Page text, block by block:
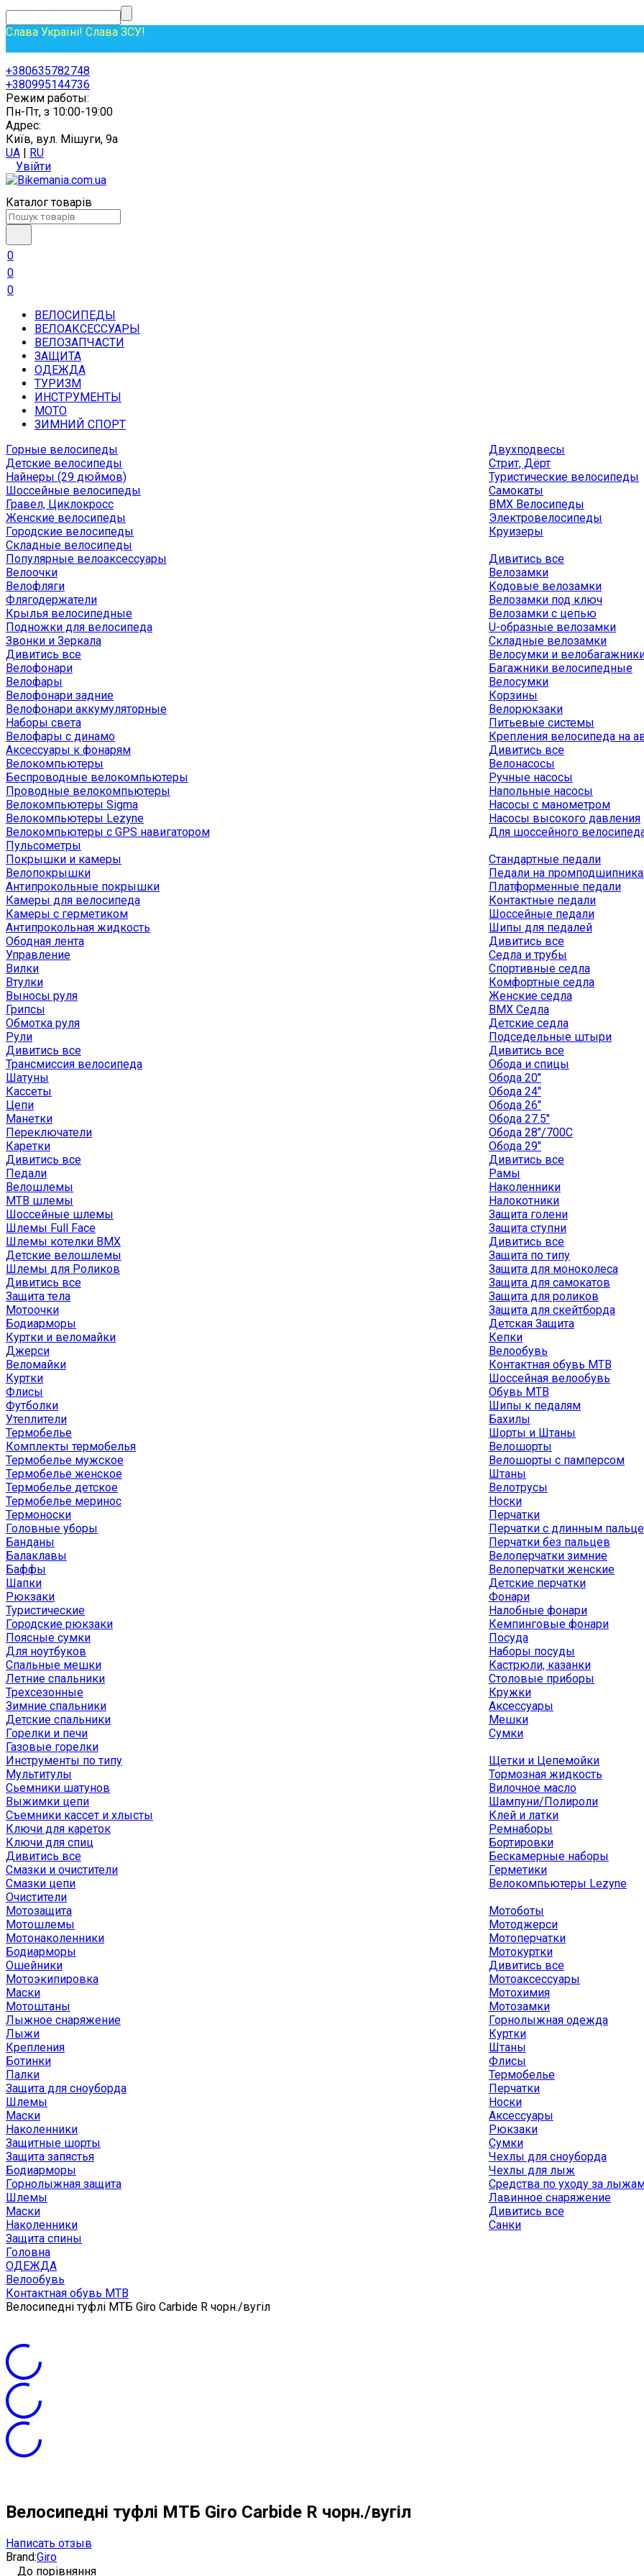
Слава Україні! Слава ЗСУ!
+380635782748
+380995144736
Режим работы:
Пн-Пт, з 10:00-19:00
Адрес:
Київ, вул. Мішуги, 9а
UA | RU
Увійти
Каталог товарів
0
0
0
ВЕЛОСИПЕДЫ
ВЕЛОАКСЕССУАРЫ
ВЕЛОЗАПЧАСТИ
ЗАЩИТА
ОДЕЖДА
ТУРИЗМ
ИНСТРУМЕНТЫ
МОТО
ЗИМНИЙ СПОРТ
Горные велосипеды
Детские велосипеды
Найнеры (29 дюймов)
Шоссейные велосипеды
Гравел, Циклокросс
Женские велосипеды
Городcкие велосипеды
Складные велосипеды
Двухподвесы
Стрит, Дёрт
Туристические велосипеды
Самокаты
BMX Велосипеды
Электровелосипеды
Круизеры
Популярные велоаксессуары
Велоочки
Велофляги
Флягодержатели
Крылья велосипедные
Подножки для велосипеда
Звонки и Зеркала
Дивитись все
Велофонари
Велофары
Велофонари задние
Велофонари аккумуляторные
Наборы света
Велофары с динамо
Аксессуары к фонарям
Велокомпьютеры
Беспроводные велокомпьютеры
Проводные велокомпьютеры
Велокомпьютеры Sigma
Велокомпьютеры Lezyne
Велокомпьютеры с GPS навигатором
Пульсометры
Дивитись все
Велозамки
Кодовые велозамки
Велозамки под ключ
Велозамки с цепью
U-образные велозамки
Складные велозамки
Велосумки и
Багажники велосипедные
Велосумки
Корзины
Велорюкзаки
Питьевые системы
Крепления велосипеда на
Дивитись все
Велонасосы
Ручные насосы
Напольные насосы
Насосы с манометром
Насосы высокого давления
Для шоссейного
Покрышки и камеры
Велопокрышки
Антипрокольные покрышки
Камеры для велосипеда
Камеры с герметиком
Антипрокольная жидкость
Ободная лента
Управление
Вилки
Втулки
Выносы руля
Грипсы
Обмотка руля
Рули
Дивитись все
Трансмиссия велосипеда
Шатуны
Кассеты
Цепи
Манетки
Переключатели
Каретки
Дивитись все
Педали
Стандартные педали
Педали на
Платформенные педали
Контактные педали
Шоссейные педали
Шипы для педалей
Дивитись все
Седла и трубы
Спортивные седла
Комфортные седла
Женские седла
BMX Седла
Детские седла
Подседельные штыри
Дивитись все
Обода и спицы
Обода 20"
Обода 24"
Обода 26"
Обода 27.5"
Обода 28"/700C
Обода 29"
Дивитись все
Рамы
Велошлемы
MTB шлемы
Шоссейные шлемы
Шлемы Full Face
Шлемы котелки BMX
Детские велошлемы
Шлемы для Роликов
Дивитись все
Защита тела
Мотоочки
Бодиарморы
Наколенники
Налокотники
Защита голени
Защита ступни
Дивитись все
Защита по типу
Защита для моноколеса
Защита для самокатов
Защита для роликов
Защита для скейтборда
Детская Защита
Куртки и веломайки
Джерси
Веломайки
Куртки
Флисы
Футболки
Утеплители
Термобелье
Комплекты термобелья
Термобелье мужское
Термобелье женское
Термобелье детское
Термобелье меринос
Термоноски
Головные уборы
Банданы
Балаклавы
Баффы
Шапки
Кепки
Велообувь
Контактная обувь MTB
Шоссейная велообувь
Обувь MTB
Шипы к педалям
Бахилы
Шорты и Штаны
Велошорты
Велошорты с памперсом
Штаны
Велотрусы
Носки
Перчатки
Перчатки с длинным
Перчатки без пальцев
Велоперчатки зимние
Велоперчатки женские
Детские перчатки
Рюкзаки
Туристические
Городские рюкзаки
Поясные сумки
Для ноутбуков
Спальные мешки
Летние спальники
Трехсезонные
Зимние спальники
Детские спальники
Горелки и печи
Газовые горелки
Фонари
Налобные фонари
Кемпинговые фонари
Посуда
Наборы посуды
Кастрюли, казанки
Столовые приборы
Кружки
Аксессуары
Мешки
Сумки
Инструменты по типу
Мультитулы
Сьемники шатунов
Выжимки цепи
Съемники кассет и хлысты
Ключи для кареток
Ключи для спиц
Дивитись все
Смазки и очистители
Смазки цепи
Очистители
Щетки и Цепемойки
Тормозная жидкость
Вилочное масло
Шампуни/Полироли
Клей и латки
Ремнаборы
Бортировки
Бескамерные наборы
Герметики
Велокомпьютеры Lezyne
Мотозащита
Мотошлемы
Мотонаколенники
Бодиарморы
Ошейники
Мотоэкипировка
Маски
Мотоштаны
Мотоботы
Мотоджерси
Мотоперчатки
Мотокуртки
Дивитись все
Мотоаксессуары
Мотохимия
Мотозамки
Лыжное снаряжение
Лыжи
Крепления
Ботинки
Палки
Защита для сноуборда
Шлемы
Маски
Наколенники
Защитные шорты
Защита запястья
Бодиарморы
Горнолыжная защита
Шлемы
Маски
Наколенники
Защита спины
Горнолыжная одежда
Куртки
Штаны
Флисы
Термобелье
Перчатки
Носки
Аксессуары
Рюкзаки
Сумки
Чехлы для сноуборда
Чехлы для лыж
Средства по уходу за
Лавинное снаряжение
Дивитись все
Санки
Головна
ОДЕЖДА
Велообувь
Контактная обувь MTB
Велосипедні туфлі МТБ Giro Carbide R чорн./вугіл
Велосипедні туфлі МТБ Giro Carbide R чорн./вугіл
Написать отзыв
Brand:Giro
До порівняння